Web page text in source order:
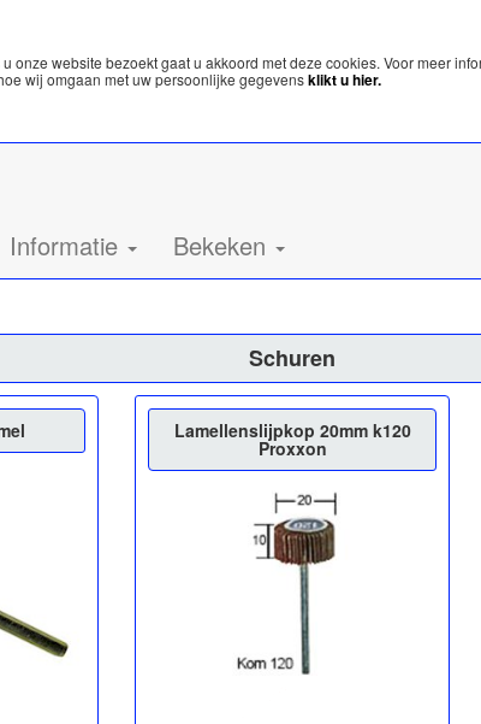
website bezoekt gaat u akkoord met deze cookies. Voor meer
wij omgaan met uw persoonlijke gegevensklikt u hier.
Informatie Bekeken
Schuren
Lamellenslijpkop 20mm k120
Proxxon